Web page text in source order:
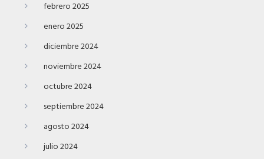
febrero 2025
enero 2025
diciembre 2024
noviembre 2024
octubre 2024
septiembre 2024
agosto 2024
julio 2024